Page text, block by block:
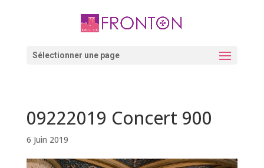
Sélectionner une page
09222019 Concert 900
6 Juin 2019